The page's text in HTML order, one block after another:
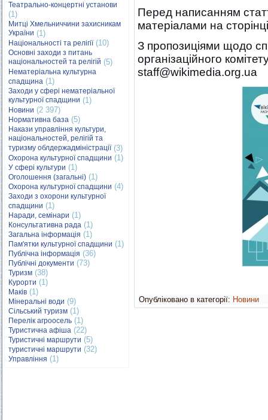
Театрально-концертні установи
(1)
Митці Хмельниччини захисникам
України (1)
Національності та релігії(10)
Основні заходи з питань
національностей та релігій (5)
Нематеріальна культурна
спадщина (1)
Заходи у сфері нематеріальної
культурної спадщини (1)
Новини (2 397)
Нормативна база (5)
Накази управління культури,
національностей, релігій та
туризму облдержадміністрації(3)
Охорона культурної спадщини (1)
У сфері культури (1)
Оголошення (загальні) (1)
Охорона культурної спадщини (4)
Заходи з охорони культурної
спадщини (1)
Наради, семінари (1)
Консультативна рада (1)
Загальна інформація (1)
Пам'ятки культурної спадщини (1)
Публічна інформація (36)
Публічні документи (73)
Туризм (38)
Курорти (1)
Маків (1)
Мінеральні води (9)
Сільський туризм (1)
Перелік агроосель (1)
Туристична афіша (22)
Туристичні маршрути (5)
туристичні маршрути (32)
Управління (1)
Перед написанням
матеріалами на
З пропозиціями щодо
організаційного
staff@wikimedia.org.ua
Опубліковано в категорії: Новини